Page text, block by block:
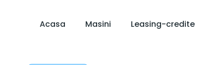
Acasa Masini Leasing-credite